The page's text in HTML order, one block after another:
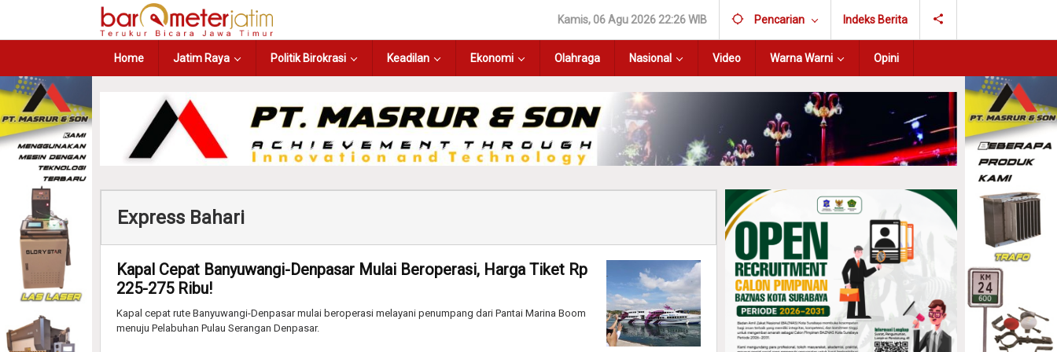
Kamis, 06 Agu 2026 22:26 WIB Pencarian Indeks Berita
Home Jatim Raya Politik Birokrasi Keadilan Ekonomi Olahraga Nasional Video Warna Warni Opini
Express Bahari
Kapal Cepat Banyuwangi-Denpasar Mulai Beroperasi, Harga Tiket Rp
225-275 Ribu!
Kapal cepat rute Banyuwangi-Denpasar mulai beroperasi melayani penumpang dari Pantai Marina Boom
menuju Pelabuhan Pulau Serangan Denpasar.